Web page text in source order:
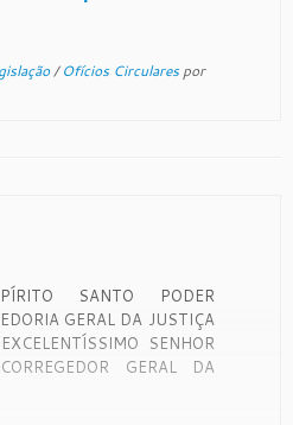
/Ofícios Circularespor
SANTO PODER
GERAL DA JUSTIÇA
SENHOR
GERAL DA